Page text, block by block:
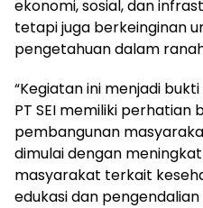
ekonomi, sosial, dan
tetapi juga berkeinginan
pengetahuan dalam
“Kegiatan ini menjadi
PT SEI memiliki
pembangunan
dimulai dengan
masyarakat terkait
edukasi dan pengendalian